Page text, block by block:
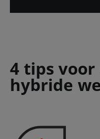
4 tips voor
hybride